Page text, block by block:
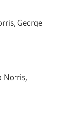
George
Norris,